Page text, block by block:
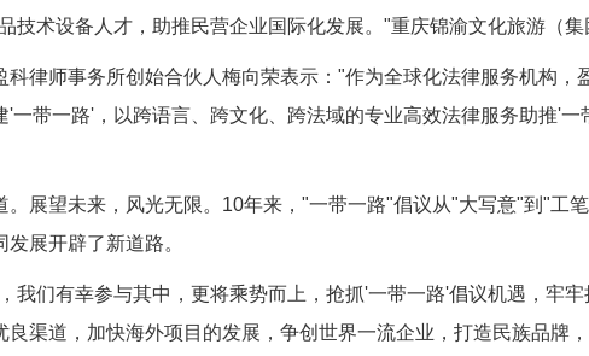
技术设备人才，助推民营企业国际化发展。"重庆锦渝文化旅游（集
师事务所创始合伙人梅向荣表示："作为全球化法律服务机构，
'一带一路'，以跨语言、跨文化、跨法域的专业高效法律服务助推'
望未来，风光无限。10年来，"一带一路"倡议从"大写意"到"工
展开辟了新道路。
们有幸参与其中，更将乘势而上，抢抓'一带一路'倡议机遇，牢牢
良渠道，加快海外项目的发展，争创世界一流企业，打造民族品牌